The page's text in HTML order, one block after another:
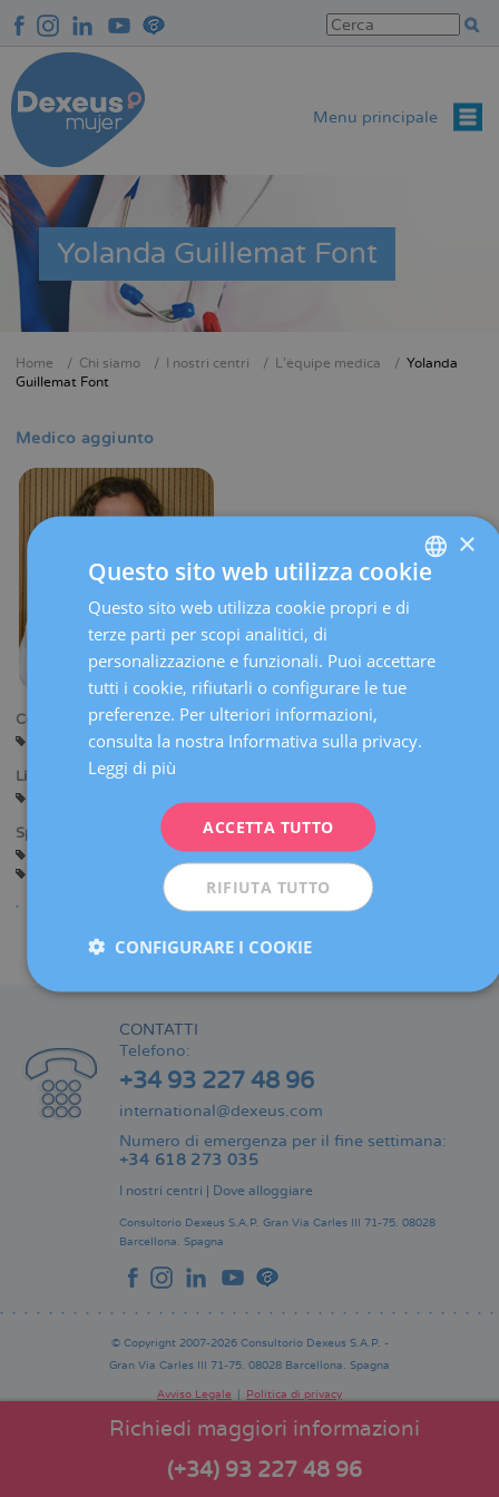
contenuto
principale
Menu principale
Yolanda Guillemat Font
Briciole
pane
Home Chi siamo I nostri centri L'équipe medica
Yolanda
Guillemat Font
Medico aggiunto
Centri:
Sant Cugat
Sabadell
Lingue:
Specialità:
Consulenza prima della Gravidanza
Gravidanza e Parto
Ginecologia Generale
Richiedi maggiori informazioni
(+34) 93 227 48 96
CONTATTI
Telefono:
+34 93 227 48 96
international@dexeus.com
Numero di emergenza per il fine settimana:
+34 618 273 035
I nostri centri | Dove alloggiare
Consultorio Dexeus S.A.P. Gran Via Carles III 71-75. 08028
Barcellona. Spagna
© Copyright 2007-2026 Consultorio Dexeus S.A.P. -
Gran Via Carles III 71-75. 08028 Barcellona. Spagna
de
Avviso Legale
Politica di privacy
SPANISH
DEUTSCH
×
Questo sito web utilizza cookie
Questo sito web utilizza cookie propri e di
terze parti per scopi analitici, di
personalizzazione e funzionali. Puoi accettare
tutti i cookie, rifiutarli o configurare le tue
preferenze. Per ulteriori informazioni,
consulta la nostra Informativa sulla privacy.
Leggi di più
ACCETTA TUTTO
RIFIUTA TUTTO
CONFIGURARE I COOKIE